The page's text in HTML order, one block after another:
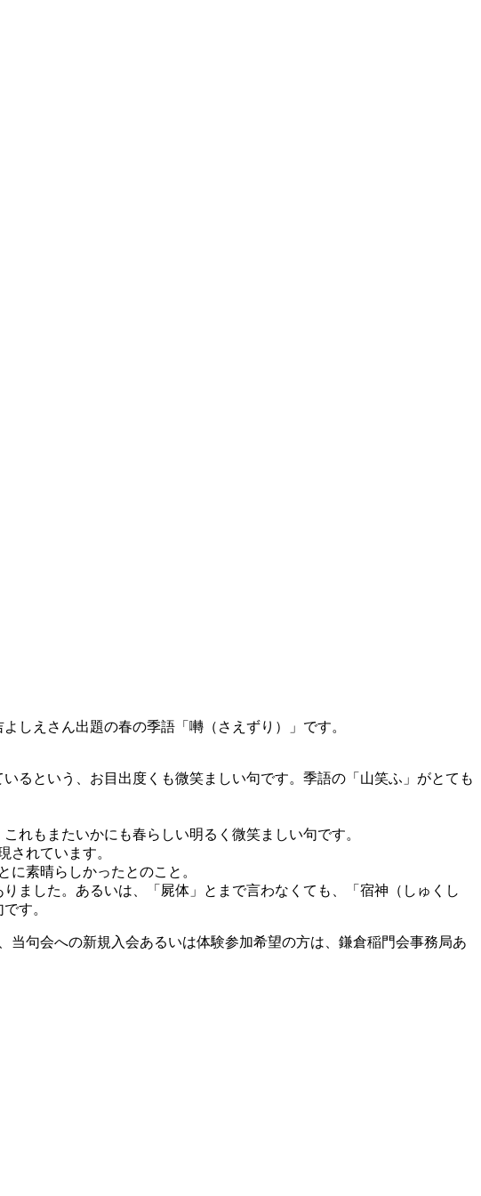
しえさん出題の春の季語「囀（さえずり）」です。
るという、お目出度くも微笑ましい句です。季語の「山笑ふ」がとても
れもまたいかにも春らしい明るく微笑ましい句です。
されています。
に素晴らしかったとのこと。
ました。あるいは、「屍体」とまで言わなくても、「宿神（しゅくし
す。
句会への新規入会あるいは体験参加希望の方は、鎌倉稲門会事務局あ